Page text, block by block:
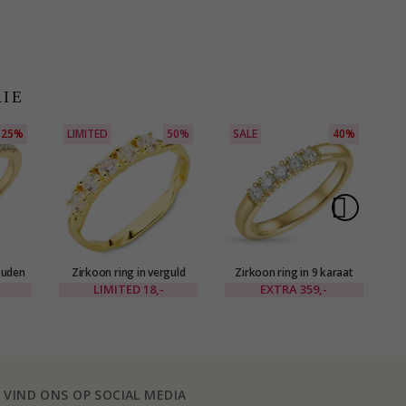
25% LIMITED 50%
Zirkoon ring in verguld
messing - Eliné
LIMITED 18,-
SALE 40%
Zirkoon ring in 9 karaat
goud
EXTRA359,-
VIND ONS OP SOCIAL MEDIA